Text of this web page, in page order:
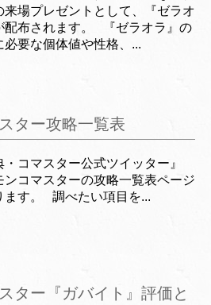
来場プレゼントとして、『ゼラオ
配布されます。 『ゼラオラ』の
必要な個体値や性格、...
ター攻略一覧表
・コマスター公式ツイッター』
ンコマスターの攻略一覧表ページ
ます。 調べたい項目を...
ター『ガバイト』評価と